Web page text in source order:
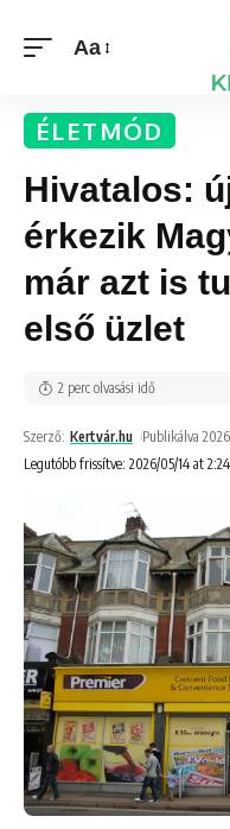
Aa
ÉLETMÓD
Hivatalos:
érkezik
már azt is
első üzlet
Legutóbb frissítve: 2026/05/14 at
Szerző: Kertvár.hu Publikálva
2 perc olvasási idő